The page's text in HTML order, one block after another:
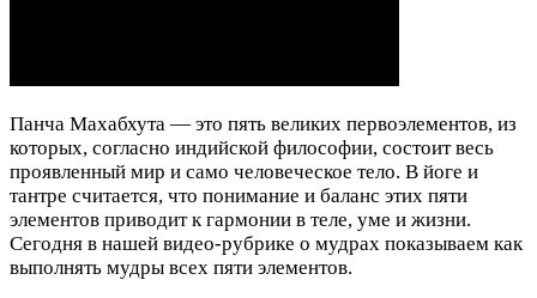
Панча Махабхута — это пять великих первоэлементов, из
которых, согласно индийской философии, состоит весь
проявленный мир и само человеческое тело. В йоге и
тантре считается, что понимание и баланс этих пяти
элементов приводит к гармонии в теле, уме и жизни.
Сегодня в нашей видео-рубрике о мудрах показываем как
выполнять мудры всех пяти элементов.